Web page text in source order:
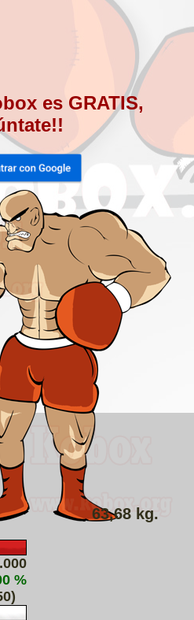
es GRATIS,
63,68 kg.
%